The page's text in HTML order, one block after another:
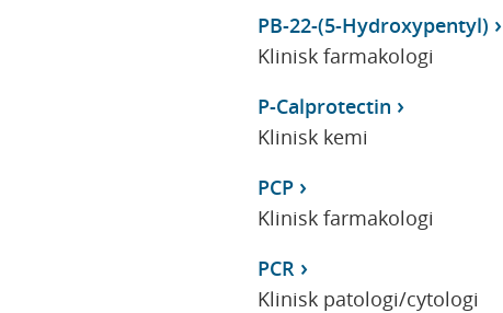
PB-22-(5-Hydroxypentyl)
Klinisk farmakologi
P-Calprotectin
Klinisk kemi
PCP
Klinisk farmakologi
PCR
Klinisk patologi/cytologi